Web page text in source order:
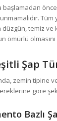
başlamadan
temiz ve
ömürlü
Şap
zemin tipine
göre
Bazlı